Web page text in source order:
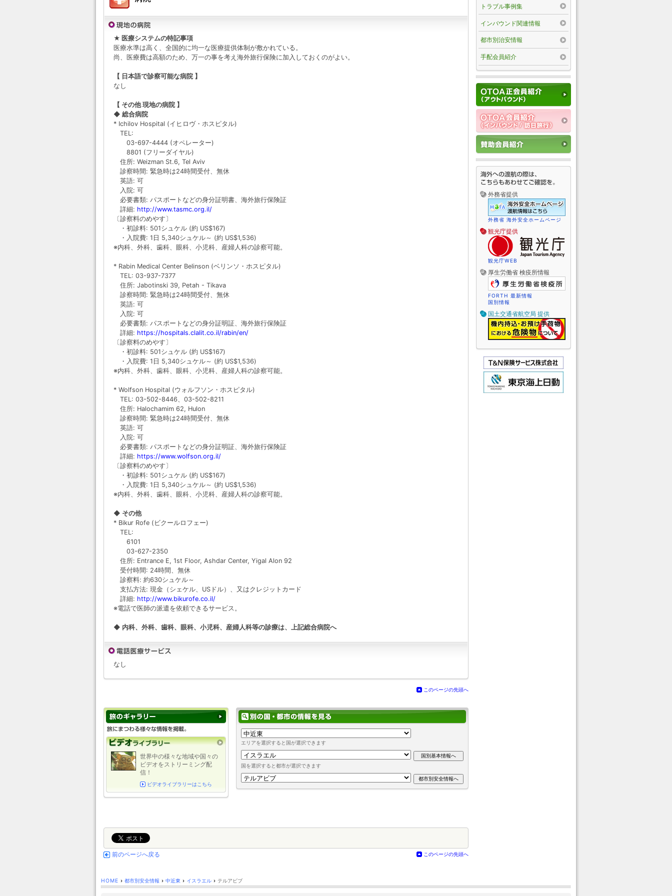
★ 医療システムの特記事項
医療水準は高く、全国的に均一な医療提供体制が敷かれている。
尚、医療費は高額のため、万一の事を考え海外旅行保険に加入しておくのがよい。
【 日本語で診察可能な病院 】
なし
【 その他 現地の病院 】
◆ 総合病院
* Ichilov Hospital (イヒロヴ・ホスピタル)
TEL:
03-697-4444 (オペレーター)
8801 (フリーダイヤル)
住所: Weizman St.6, Tel Aviv
診察時間: 緊急時は24時間受付、無休
英語: 可
入院: 可
必要書類: パスポートなどの身分証明書、海外旅行保険証
詳細: http://www.tasmc.org.il/
〔診察料のめやす〕
・初診料: 501シュケル (約 US$167)
・入院費: 1日 5,340シュケル～ (約 US$1,536)
※内科、外科、歯科、眼科、小児科、産婦人科の診察可能。
* Rabin Medical Center Belinson (ベリンソ・ホスピタル)
TEL: 03-937-7377
住所: Jabotinski 39, Petah - Tikava
診察時間: 緊急時は24時間受付、無休
英語: 可
入院: 可
必要書類: パスポートなどの身分証明証、海外旅行保険証
詳細: https://hospitals.clalit.co.il/rabin/en/
〔診察料のめやす〕
・初診料: 501シュケル (約 US$167)
・入院費: 1日 5,340シュケル～ (約 US$1,536)
※内科、外科、歯科、眼科、小児科、産婦人科の診察可能。
* Wolfson Hospital (ウォルフソン・ホスピタル)
TEL: 03-502-8446、03-502-8211
住所: Halochamim 62, Hulon
診察時間: 緊急時は24時間受付、無休
英語: 可
入院: 可
必要書類: パスポートなどの身分証明証、海外旅行保険証
詳細: https://www.wolfson.org.il/
〔診察料のめやす〕
・初診料: 501シュケル (約 US$167)
・入院費: 1日 5,340シュケル～ (約 US$1,536)
※内科、外科、歯科、眼科、小児科、産婦人科の診察可能。
◆ その他
* Bikur Rofe (ビクールロフェー)
TEL:
6101
03-627-2350
住所: Entrance E, 1st Floor, Ashdar Center, Yigal Alon 92
受付時間: 24時間、無休
診察料: 約630シュケル～
支払方法: 現金（シェケル、USドル）、又はクレジットカード
詳細: http://www.bikurofe.co.il/
※電話で医師の派遣を依頼できるサービス。
◆ 内科、外科、歯科、眼科、小児科、産婦人科等の診療は、上記総合病院へ
なし
このページの先頭へ
エリアを選択すると国が選択できます
国を選択すると都市が選択できます
世界中の様々な地域や国々の
ビデオをストリーミング配
信！
ビデオライブラリーはこちら
前のページへ戻る このページの先頭へ
トラブル事例集
インバウンド関連情報
都市別治安情報
手配会員紹介
外務省提供
外務省 海外安全ホームページ
観光庁提供
観光庁WEB
厚生労働省 検疫所情報
FORTH 最新情報
国別情報
国土交通省航空局 提供
HOME › 都市別安全情報 › 中近東 › イスラエル › テルアビブ